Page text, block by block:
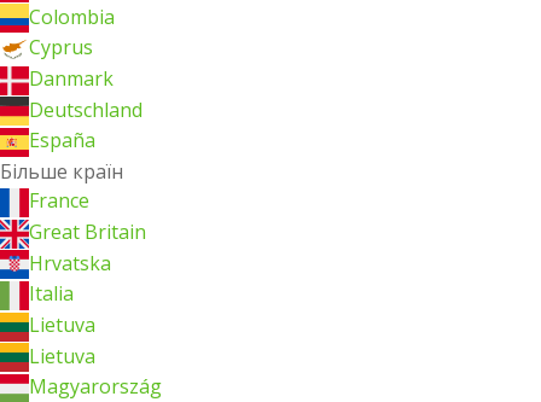
Colombia
Cyprus
Danmark
Deutschland
España
Більше країн
France
Great Britain
Hrvatska
Italia
Lietuva
Lietuva
Magyarország